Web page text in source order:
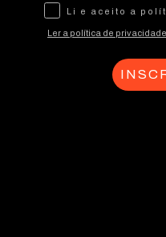
Privacidad
Li e aceito a
Ler a política de privacidade